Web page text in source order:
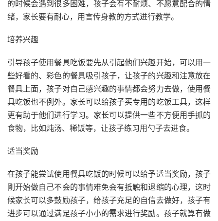
的时候会遇到很多困难，孩子会有不耐烦、不愿意配合的情
绪，家长要有耐心，用言传身教的方式进行教学。
培养兴趣
引导孩子使用餐具吃饭要先从引起他们兴趣开始，可以用一
些好看的、彩色的餐具吸引孩子，让孩子的兴趣和注意放在
餐具上面，孩子对自己感兴趣的事情都会努力去做，使用餐
具吃饭也不例外。家长可以给孩子买专用的吃饭工具，这样
更有助于他们进行学习。家长可以提供一些不方便用手抓的
食物，比如炖汤、稀饭等，让孩子练习用勺子去进食。
适当奖励
在孩子能尝试使用餐具吃饭的时候可以给予适当奖励，孩子
刚开始做自己不会的事情难免会有抵触和退缩的心理，这时
候家长可以多鼓励孩子，给孩子充足的自信去做好，孩子有
进步可以通过满足孩子小小的需求进行奖励。孩子就算有做